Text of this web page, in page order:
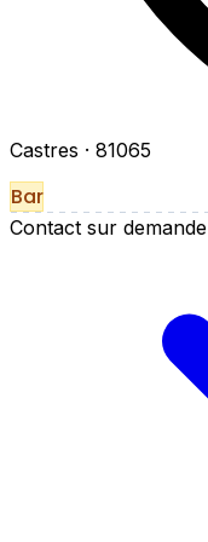
Castres · 81065
Bar
Contact sur demande